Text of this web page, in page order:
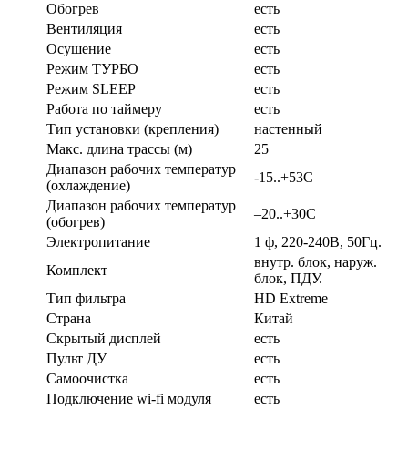
Обогрев
есть
Вентиляция
есть
Осушение
есть
Режим ТУРБО
есть
Режим SLEEP
есть
Работа по таймеру
есть
Тип установки (крепления)
настенный
Макс. длина трассы (м)
25
Диапазон рабочих температур
(охлаждение)
-15..+53С
Диапазон рабочих температур
(обогрев)
–20..+30С
Электропитание
1 ф, 220-240В, 50Гц.
Комплект
внутр. блок, наруж.
блок, ПДУ.
Тип фильтра
HD Extreme
Страна
Китай
Скрытый дисплей
есть
Пульт ДУ
есть
Самоочистка
есть
Подключение wi-fi модуля
есть